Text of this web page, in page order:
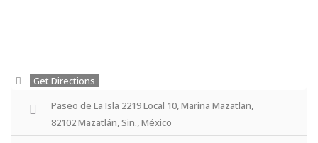
Get Directions
Paseo de La Isla 2219 Local 10, Marina Mazatlan,
82102 Mazatlán, Sin., México